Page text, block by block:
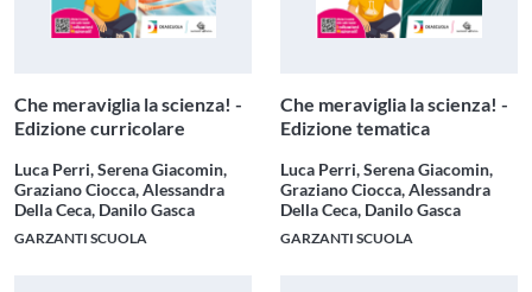
Che meraviglia la scienza! -
Edizione curricolare
Luca Perri, Serena Giacomin,
Graziano Ciocca, Alessandra
Della Ceca, Danilo Gasca
GARZANTI SCUOLA
Che meraviglia la scienza! -
Edizione tematica
Luca Perri, Serena Giacomin,
Graziano Ciocca, Alessandra
Della Ceca, Danilo Gasca
GARZANTI SCUOLA